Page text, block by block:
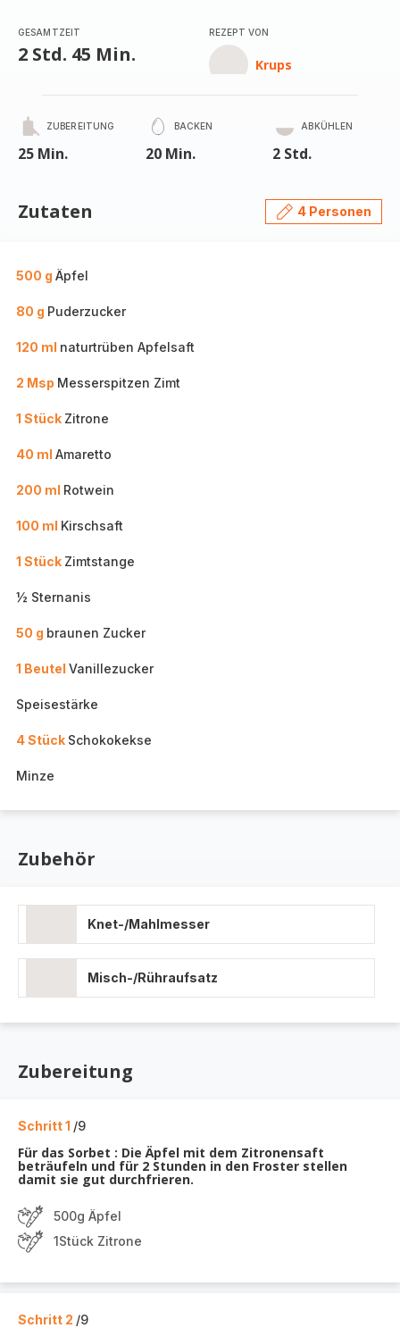
GESAMTZEIT
2 Std. 45 Min.
REZEPT VON
Krups
ZUBEREITUNG
25 Min.
BACKEN
20 Min.
ABKÜHLEN
2 Std.
Zutaten 4 Personen
500 g Äpfel
80 g Puderzucker
120 ml naturtrüben Apfelsaft
2 Msp Messerspitzen Zimt
1 Stück Zitrone
40 ml Amaretto
200 ml Rotwein
100 ml Kirschsaft
1 Stück Zimtstange
½ Sternanis
50 g braunen Zucker
1 Beutel Vanillezucker
Speisestärke
4 Stück Schokokekse
Minze
Zubehör
Knet-/Mahlmesser
Misch-/Rühraufsatz
Zubereitung
Schritt 1 /9
Für das Sorbet : Die Äpfel mit dem Zitronensaft
beträufeln und für 2 Stunden in den Froster stellen
damit sie gut durchfrieren.
500g Äpfel
1Stück Zitrone
Schritt 2 /9